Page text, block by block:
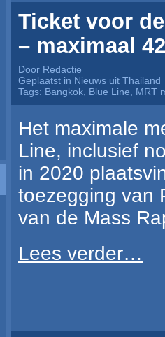
Ticket voor
– maximaal
Door Redactie
Geplaatst in Nieuws uit Thailand
Tags: Bangkok Blue Line MRT
Het maximale
Line, inclusief
in 2020
toezegging van
van de Mass
Lees verder…